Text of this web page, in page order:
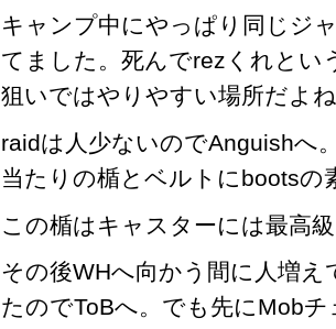
キャンプ中にやっぱり同じジ
てました。死んでrezくれとい
狙いではやりやすい場所だよ
raidは人少ないのでAnguishへ
当たりの楯とベルトにbootsの
この楯はキャスターには最高
その後WHへ向かう間に人増
たのでToBへ。でも先にMob